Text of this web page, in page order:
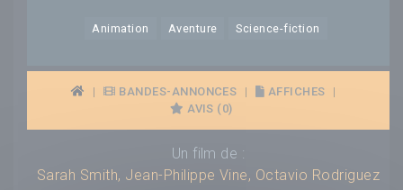
Animation Aventure Science-fiction
| BANDES-ANNONCES | AFFICHES
|
AVIS (0)
Un film de :
Sarah Smith, Jean-Philippe Vine, Octavio Rodriguez